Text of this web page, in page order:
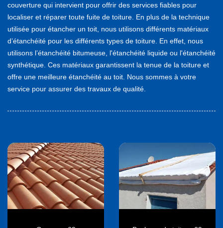
couverture qui intervient pour offrir des services fiables pour
localiser et réparer toute fuite de toiture. En plus de la technique
utilisée pour étancher un toit, nous utilisons différents matériaux
d’étanchéité pour les différents types de toiture. En effet, nous
utilisons l’étanchéité bitumeuse, l'étanchéité liquide ou l'étanchéité
synthétique. Ces matériaux garantissent la tenue de la toiture et
offre une meilleure étanchéité au toit. Nous sommes à votre
service pour assurer des travaux de qualité.